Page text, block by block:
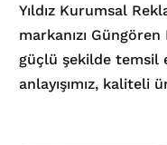
Yıldız Kurumsal
markanızı
güçlü şekilde temsil
anlayışımız, kaliteli